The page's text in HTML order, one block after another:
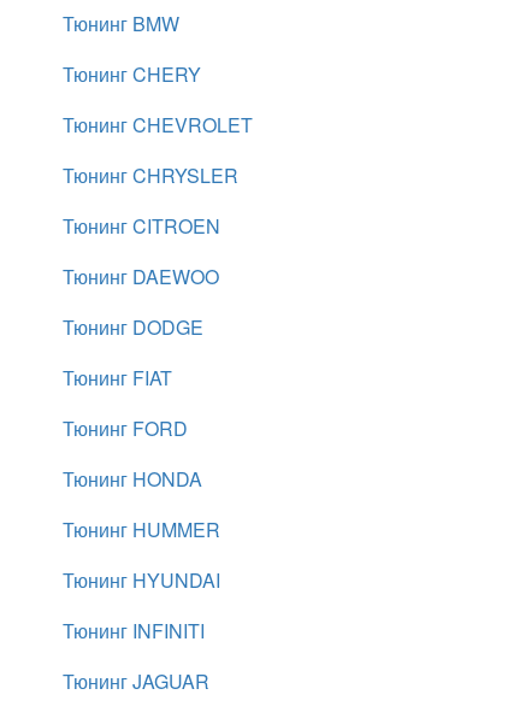
Тюнинг BMW
Тюнинг CHERY
Тюнинг CHEVROLET
Тюнинг CHRYSLER
Тюнинг CITROEN
Тюнинг DAEWOO
Тюнинг DODGE
Тюнинг FIAT
Тюнинг FORD
Тюнинг HONDA
Тюнинг HUMMER
Тюнинг HYUNDAI
Тюнинг INFINITI
Тюнинг JAGUAR